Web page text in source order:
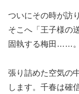
ついにその時が訪
そこへ「王子様の
固執する梅田……。
張り詰めた空気の
します。千春は確